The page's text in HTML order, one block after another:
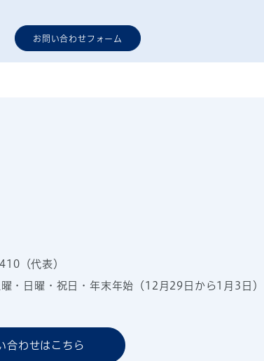
お問い合わせフォーム
（代表）
・日曜・祝日・年末年始（12月29日から1月3日）
合わせはこちら